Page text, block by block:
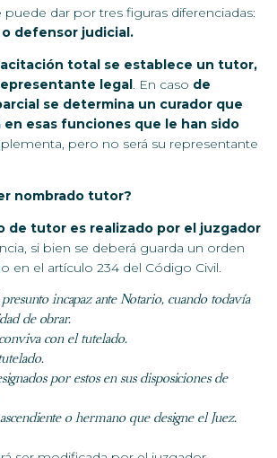
dar por tres figuras diferenciadas:
defensor judicial.
total se establece un tutor,
legal . En caso de
se determina un curador que
esas funciones que le han sido
pero no será su representante
nombrado tutor?
de tutor es realizado por el juzgador
si bien se deberá guarda un orden
en el artículo 234 del Código Civil.
incapaz ante Notario, cuando todavía
de obrar.
con el tutelado.
por estos en sus disposiciones de
o hermano que designe el Juez.